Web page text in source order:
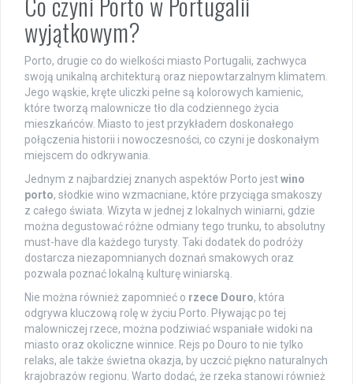
wyjątkowym?
Porto, drugie co do wielkości miasto Portugalii, zachwyca
swoją unikalną architekturą oraz niepowtarzalnym klimatem.
Jego wąskie, kręte uliczki pełne są kolorowych kamienic,
które tworzą malownicze tło dla codziennego życia
mieszkańców. Miasto to jest przykładem doskonałego
połączenia historii i nowoczesności, co czyni je doskonałym
miejscem do odkrywania.
Jednym z najbardziej znanych aspektów Porto jestwino
porto, słodkie wino wzmacniane, które przyciąga smakoszy
z całego świata. Wizyta w jednej z lokalnych winiarni, gdzie
można degustować różne odmiany tego trunku, to absolutny
must-have dla każdego turysty. Taki dodatek do podróży
dostarcza niezapomnianych doznań smakowych oraz
pozwala poznać lokalną kulturę winiarską.
Nie można również zapomnieć o rzece Douro, która
odgrywa kluczową rolę w życiu Porto. Pływając po tej
malowniczej rzece, można podziwiać wspaniałe widoki na
miasto oraz okoliczne winnice. Rejs po Douro to nie tylko
relaks, ale także świetna okazja, by uczcić piękno naturalnych
krajobrazów regionu. Warto dodać, że rzeka stanowi również